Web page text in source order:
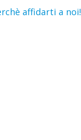
affidarti a noi!